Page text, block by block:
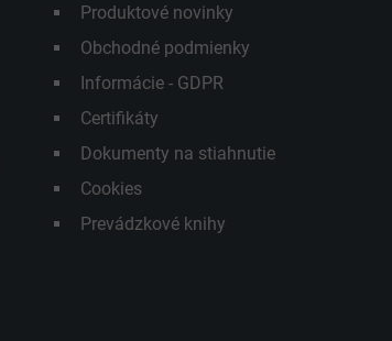
Produktové novinky
Obchodné podmienky
Informácie - GDPR
Certifikáty
Dokumenty na stiahnutie
Cookies
Prevádzkové knihy